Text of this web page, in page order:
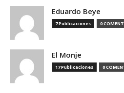
Eduardo Beye
7 Publicaciones 0
El Monje
17 Publicaciones 0